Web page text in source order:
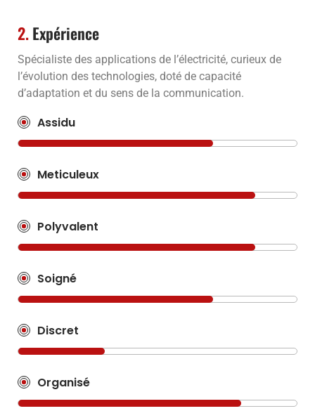
2.Expérience
Spécialiste des applications de l’électricité, curieux de
l’évolution des technologies, doté de capacité
d’adaptation et du sens de la communication.
Assidu
Meticuleux
Polyvalent
Soigné
Discret
Organisé